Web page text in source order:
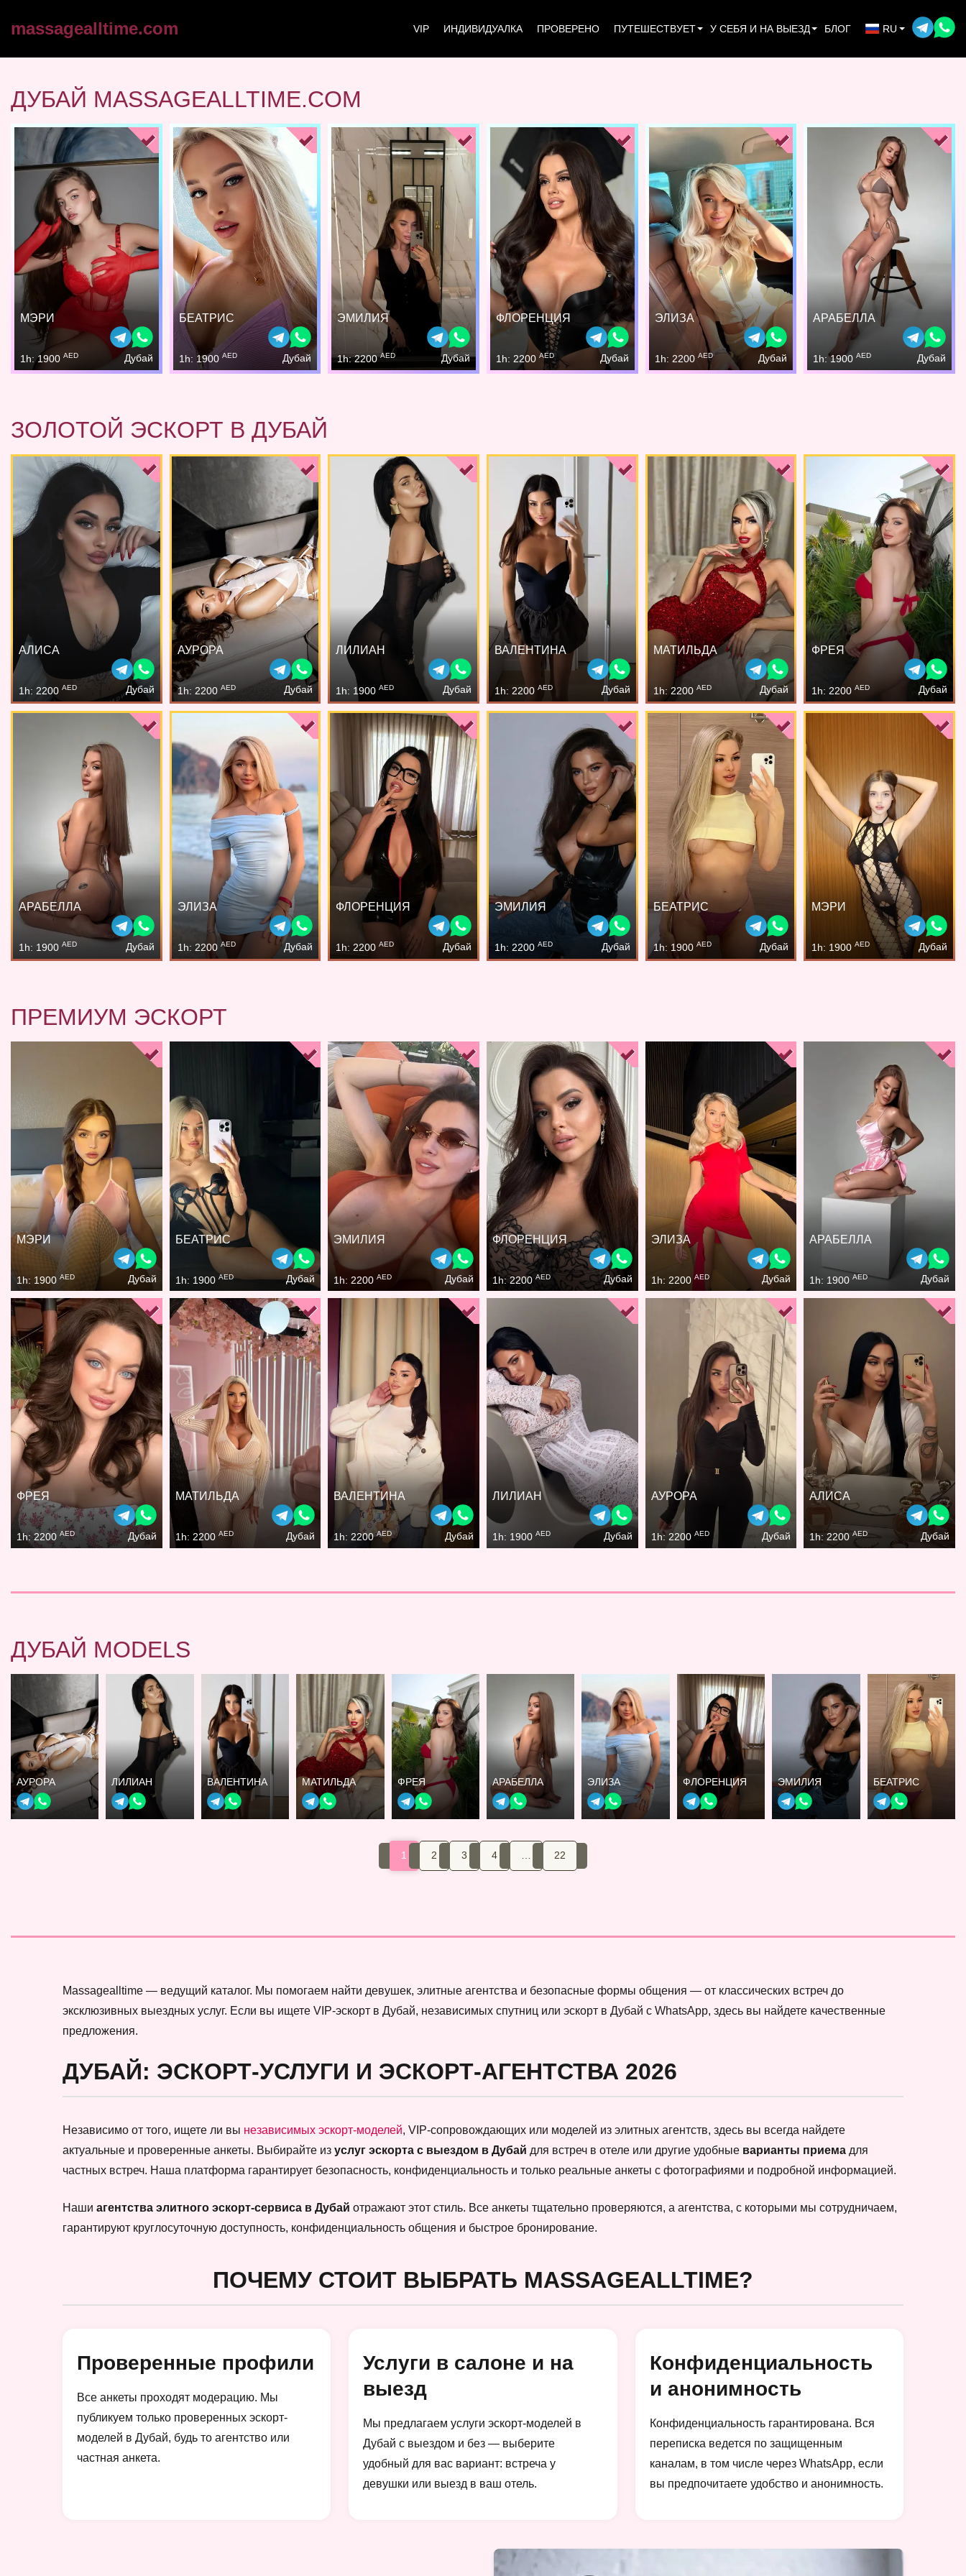
massagealltime.com VIP ИНДИВИДУАЛКА ПРОВЕРЕНО ПУТЕШЕСТВУЕТ У СЕБЯ И НА ВЫЕЗД БЛОГ RU
ДУБАЙ MASSAGEALLTIME.COM
МЭРИ
1h: 1900 AED Дубай
БЕАТРИС
1h: 1900 AED Дубай
ЭМИЛИЯ
1h: 2200AED Дубай
ФЛОРЕНЦИЯ
1h: 2200 AED Дубай
ЭЛИЗА
1h: 2200 AED Дубай
АРАБЕЛЛА
1h: 1900AED Дубай
ЗОЛОТОЙ ЭСКОРТ В ДУБАЙ
АЛИСА
1h: 2200 AED Дубай
АУРОРА
1h: 2200 AED Дубай
ЛИЛИАН
1h: 1900AED Дубай
ВАЛЕНТИНА
1h: 2200 AED Дубай
МАТИЛЬДА
1h: 2200 AED Дубай
ФРЕЯ
1h: 2200AED Дубай
АРАБЕЛЛА
1h: 1900 AED Дубай
ЭЛИЗА
1h: 2200 AED Дубай
ФЛОРЕНЦИЯ
1h: 2200AED Дубай
ЭМИЛИЯ
1h: 2200 AED Дубай
БЕАТРИС
1h: 1900 AED Дубай
МЭРИ
1h: 1900AED Дубай
ПРЕМИУМ ЭСКОРТ
МЭРИ
1h: 1900 AED Дубай
БЕАТРИС
1h: 1900 AED Дубай
ЭМИЛИЯ
1h: 2200AED Дубай
ФЛОРЕНЦИЯ
1h: 2200 AED Дубай
ЭЛИЗА
1h: 2200AED Дубай
АРАБЕЛЛА
1h: 1900AED Дубай
ФРЕЯ
1h: 2200 AED Дубай
МАТИЛЬДА
1h: 2200 AED Дубай
ВАЛЕНТИНА
1h: 2200AED Дубай
ЛИЛИАН
1h: 1900 AED Дубай
АУРОРА
1h: 2200 AED Дубай
АЛИСА
1h: 2200AED Дубай
ДУБАЙ MODELS
АУРОРА ЛИЛИАН ВАЛЕНТИНА МАТИЛЬДА ФРЕЯ АРАБЕЛЛА ЭЛИЗА ФЛОРЕНЦИЯ ЭМИЛИЯ БЕАТРИС
1 2 3 4 22
Massagealltime — ведущий каталог. Мы помогаем найти девушек, элитные агентства и безопасные формы общения — от классических встреч до
эксклюзивных выездных услуг. Если вы ищете VIP-эскорт в Дубай, независимых спутниц или эскорт в Дубай с WhatsApp, здесь вы найдете качественные
предложения.
ДУБАЙ: ЭСКОРТ-УСЛУГИ И ЭСКОРТ-АГЕНТСТВА 2026
Независимо от того, ищете ли вы независимых эскорт-моделей, VIP-сопровождающих или моделей из элитных агентств, здесь вы всегда найдете
актуальные и проверенные анкеты. Выбирайте из услуг эскорта с выездом в Дубай для встреч в отеле или другие удобные варианты приема для
частных встреч. Наша платформа гарантирует безопасность, конфиденциальность и только реальные анкеты с фотографиями и подробной информацией.
Наши агентства элитного эскорт-сервиса в Дубай отражают этот стиль. Все анкеты тщательно проверяются, а агентства, с которыми мы сотрудничаем,
гарантируют круглосуточную доступность, конфиденциальность общения и быстрое бронирование.
ПОЧЕМУ СТОИТ ВЫБРАТЬ MASSAGEALLTIME?
Проверенные профили
Все анкеты проходят модерацию. Мы
публикуем только проверенных эскорт-
моделей в Дубай, будь то агентство или
частная анкета.
Услуги в салоне и на
выезд
Мы предлагаем услуги эскорт-моделей в
Дубай с выездом и без — выберите
удобный для вас вариант: встреча у
девушки или выезд в ваш отель.
Конфиденциальность
и анонимность
Конфиденциальность гарантирована. Вся
переписка ведется по защищенным
каналам, в том числе через WhatsApp, если
вы предпочитаете удобство и анонимность.